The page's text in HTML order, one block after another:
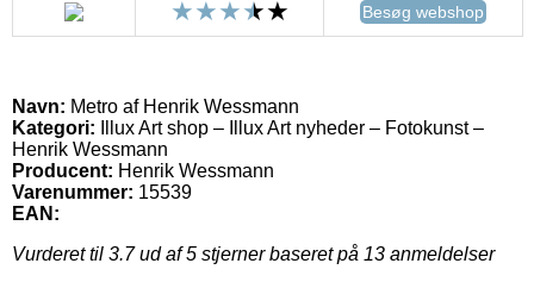
Besøg webshop
Navn: Metro af Henrik Wessmann
Kategori: Illux Art shop – Illux Art nyheder – Fotokunst –
Henrik Wessmann
Producent: Henrik Wessmann
Varenummer: 15539
EAN:
Vurderet til 3.7ud af 5 stjerner baseret på 13 anmeldelser